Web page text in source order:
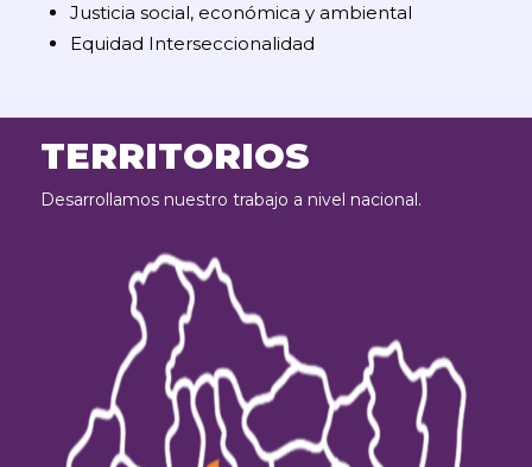
Justicia social, económica y ambiental
Equidad Interseccionalidad
TERRITORIOS
Desarrollamos nuestro trabajo a nivel nacional.